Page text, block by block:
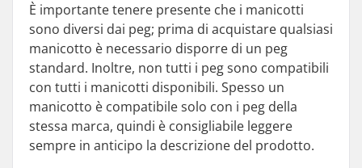
È importante tenere presente che i manicotti
sono diversi dai peg; prima di acquistare qualsiasi
manicotto è necessario disporre di un peg
standard. Inoltre, non tutti i peg sono compatibili
con tutti i manicotti disponibili. Spesso un
manicotto è compatibile solo con i peg della
stessa marca, quindi è consigliabile leggere
sempre in anticipo la descrizione del prodotto.